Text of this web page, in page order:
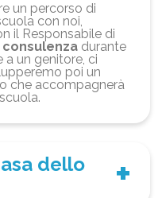
un percorso di
con noi,
il Responsabile di
consulenza durante
a un genitore, ci
poi un
che accompagnerà
dello